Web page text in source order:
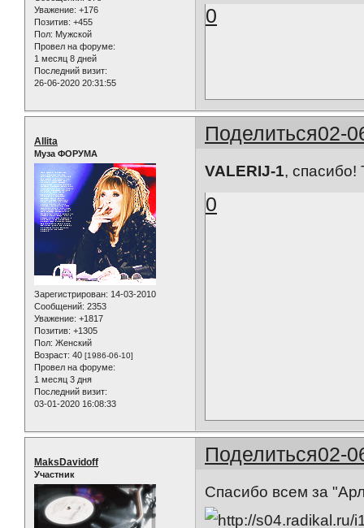
Уважение: +176
Позитив: +455
Пол: Мужской
Провел на форуме:
1 месяц 8 дней
Последний визит:
26-06-2020 20:31:55
0
Поделиться02-
Allita
Муза ФОРУМА
Зарегистрирован: 14-03-2010
Сообщений: 2353
Уважение: +1817
Позитив: +1305
Пол: Женский
Возраст: 40 [1986-06-10]
Провел на форуме:
1 месяц 3 дня
Последний визит:
03-01-2020 16:08:33
VALERIJ-1,
0
Поделиться02-
MaksDavidoff
Участник
Спасибо всем за